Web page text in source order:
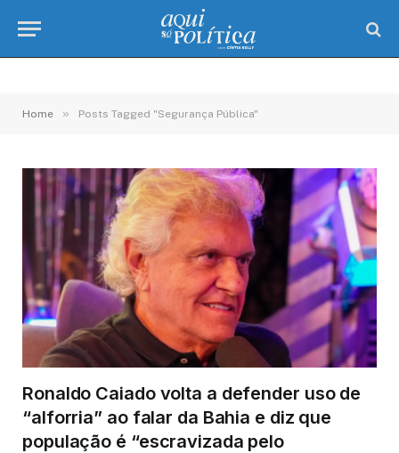
Home » Posts Tagged "Segurança Pública"
Ronaldo Caiado volta a defender uso de
“alforria” ao falar da Bahia e diz que
população é “escravizada pelo